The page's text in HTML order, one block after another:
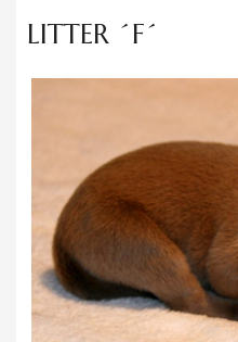
ZAUJÍMAVOSTI
NÁŠ ODCHOV
MLÁDEŽ
ŠPORT
VETERÁNI
LITTER ´F´